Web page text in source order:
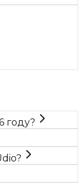
году?